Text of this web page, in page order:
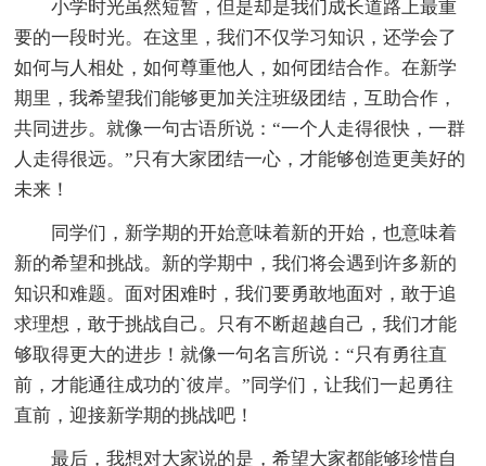
小学时光虽然短暂，但是却是我们成长道路上最重
要的一段时光。在这里，我们不仅学习知识，还学会了
如何与人相处，如何尊重他人，如何团结合作。在新学
期里，我希望我们能够更加关注班级团结，互助合作，
共同进步。就像一句古语所说：“一个人走得很快，一群
人走得很远。”只有大家团结一心，才能够创造更美好的
未来！
同学们，新学期的开始意味着新的开始，也意味着
新的希望和挑战。新的学期中，我们将会遇到许多新的
知识和难题。面对困难时，我们要勇敢地面对，敢于追
求理想，敢于挑战自己。只有不断超越自己，我们才能
够取得更大的进步！就像一句名言所说：“只有勇往直
前，才能通往成功的`彼岸。”同学们，让我们一起勇往
直前，迎接新学期的挑战吧！
最后，我想对大家说的是，希望大家都能够珍惜自